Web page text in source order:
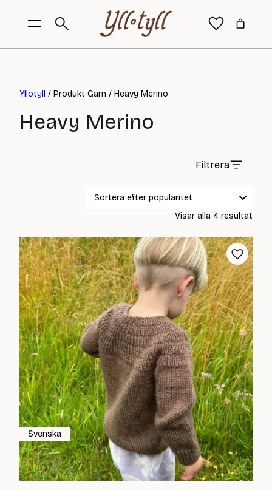
Yllotyll / Produkt Garn / Heavy Merino
Heavy Merino
Filtrera
Visar alla 4 resultat
Svenska